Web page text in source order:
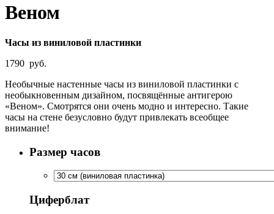
Веном
Часы из виниловой пластинки
1790 руб.
Необычные настенные часы из виниловой пластинки с
необыкновенным дизайном, посвящённые антигерою
«Веном». Смотрятся они очень модно и интересно. Такие
часы на стене безусловно будут привлекать всеобщее
внимание!
Размер часов
Циферблат